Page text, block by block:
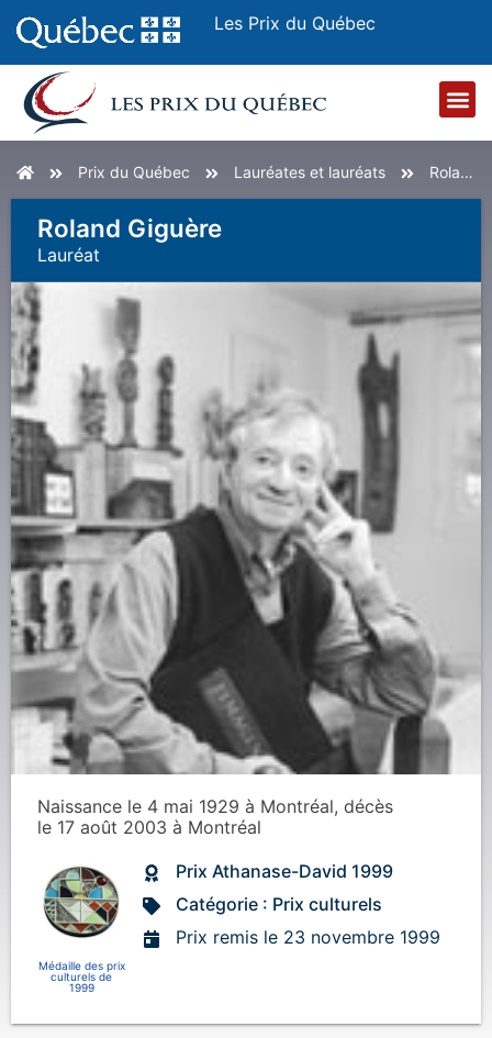
Les Prix du Québec
AccueilPrix du Québec Lauréates et lauréats Roland Giguère
Roland Giguère
Lauréat
Naissance le 4 mai 1929 à Montréal, décès
le 17 août 2003 à Montréal
Médaille des prix
culturels de
1999
Prix Athanase-David 1999
Catégorie : Prix culturels
Prix remis le 23 novembre 1999